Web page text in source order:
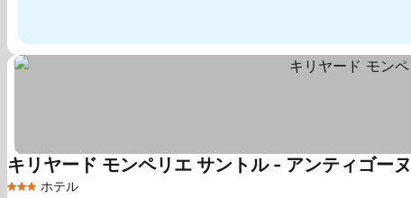
3 ホテルのランク
ホテル
キリヤード モンペリエ サントル - アンティゴーヌ